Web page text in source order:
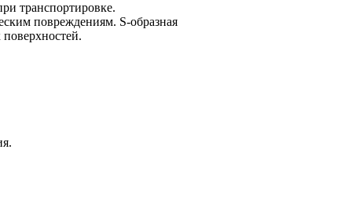
транспортировке.
повреждениям. S-образная